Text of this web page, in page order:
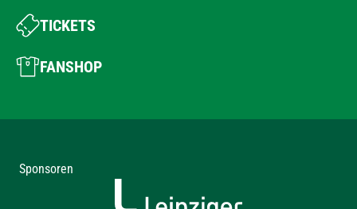
TICKETS
FANSHOP
Sponsoren